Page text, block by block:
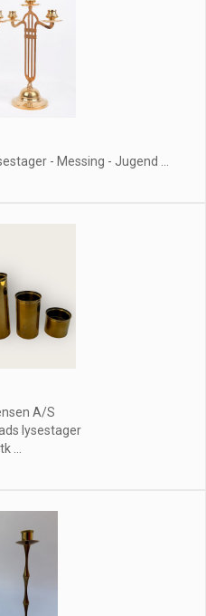
- Messing - Jugend ...
A/S
lysestager
...